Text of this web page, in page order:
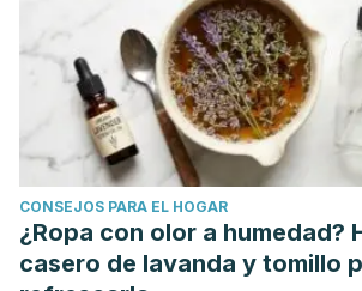
Quirós, G., Piedra, R., Bolívar, M., &
Pretérmino. Revista Clínica de La
UCR-HSJD. https://doi.org/2215-2741
CONSEJOS PARA EL HOGAR
¿Ropa con olor a humedad?
casero de lavanda y tomillo